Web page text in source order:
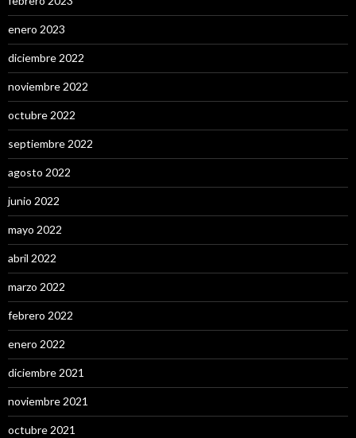
enero 2023
diciembre 2022
noviembre 2022
octubre 2022
septiembre 2022
agosto 2022
junio 2022
mayo 2022
abril 2022
marzo 2022
febrero 2022
enero 2022
diciembre 2021
noviembre 2021
octubre 2021